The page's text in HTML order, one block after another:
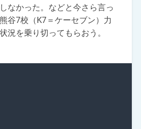
なかった。などと今さら言っ
谷7校（K7＝ケーセブン）力
況を乗り切ってもらおう。